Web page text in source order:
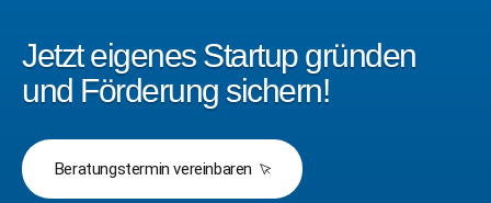
Jetzt eigenes Startup gründen
und Förderung sichern!
Beratungstermin vereinbaren